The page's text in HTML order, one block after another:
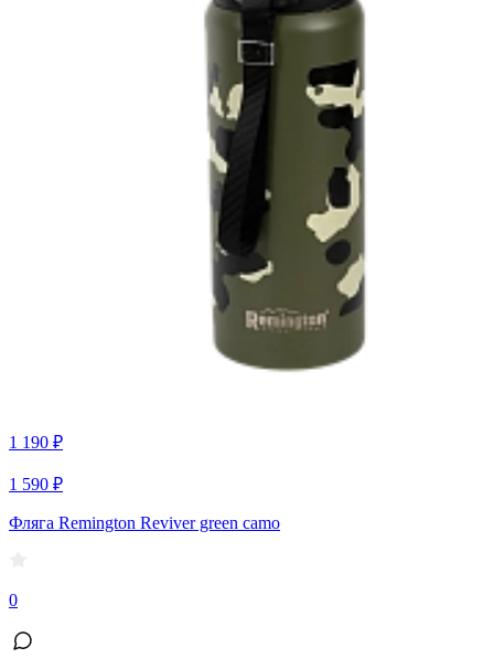
1 190 ₽
1 590 ₽
Фляга Remington Reviver green camo
0